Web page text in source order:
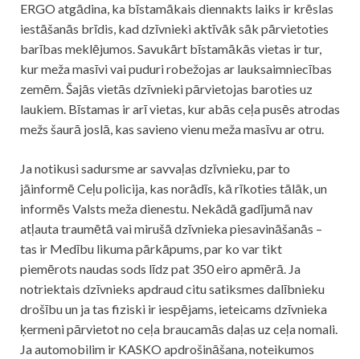
ERGO atgādina, ka bīstamākais diennakts laiks ir krēslas
iestāšanās brīdis, kad dzīvnieki aktīvāk sāk pārvietoties
barības meklējumos. Savukārt bīstamākās vietas ir tur,
kur meža masīvi vai puduri robežojas ar lauksaimniecības
zemēm. Šajās vietās dzīvnieki pārvietojas baroties uz
laukiem. Bīstamas ir arī vietas, kur abās ceļa pusēs atrodas
mežs šaurā joslā, kas savieno vienu meža masīvu ar otru.
Ja notikusi sadursme ar savvaļas dzīvnieku, par to
jāinformē Ceļu policija, kas norādīs, kā rīkoties tālāk, un
informēs Valsts meža dienestu. Nekādā gadījumā nav
atļauta traumētā vai mirušā dzīvnieka piesavināšanās –
tas ir Medību likuma pārkāpums, par ko var tikt
piemērots naudas sods līdz pat 350 eiro apmērā. Ja
notriektais dzīvnieks apdraud citu satiksmes dalībnieku
drošību un ja tas fiziski ir iespējams, ieteicams dzīvnieka
ķermeni pārvietot no ceļa braucamās daļas uz ceļa nomali.
Ja automobilim ir KASKO apdrošināšana, noteikumos